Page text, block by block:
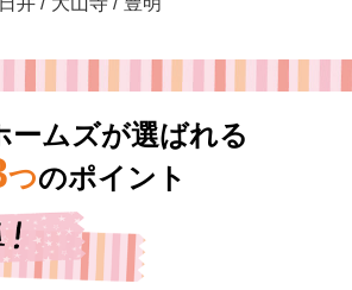
ームズが選ばれる
つのポイント